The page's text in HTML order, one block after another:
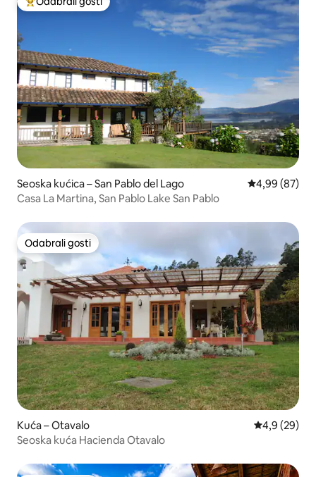
Među najviše rangiranima s oznakom „Odabrali gosti”
Seoska kućica – San Pablo del Lago Prosječna
4,99 (87)
Casa La Martina, San Pablo Lake San Pablo
Odabrali gosti
Odabrali gosti
Kuća – Otavalo Prosječna
4,9 (29)
Seoska kuća Hacienda Otavalo